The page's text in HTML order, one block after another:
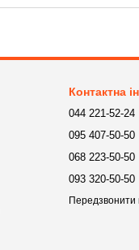
Контактна
044 221-52-24
095 407-50-50
068 223-50-50
093 320-50-50
Передзвонити